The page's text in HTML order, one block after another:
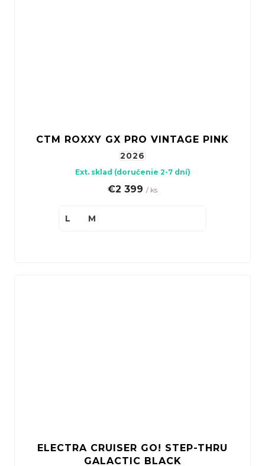
CTM ROXXY GX PRO VINTAGE PINK
2026
Ext. sklad (doručenie 2-7 dní)
€2 399 / ks
L M
ELECTRA CRUISER GO! STEP-THRU
GALACTIC BLACK